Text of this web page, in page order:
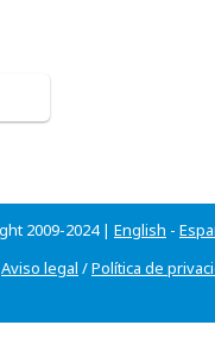
2009-2024 | English -
Aviso legal /Política de